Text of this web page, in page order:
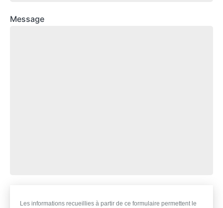
Message
Les informations recueillies à partir de ce formulaire permettent le